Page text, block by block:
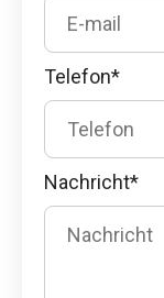
Telefon*
Nachricht*